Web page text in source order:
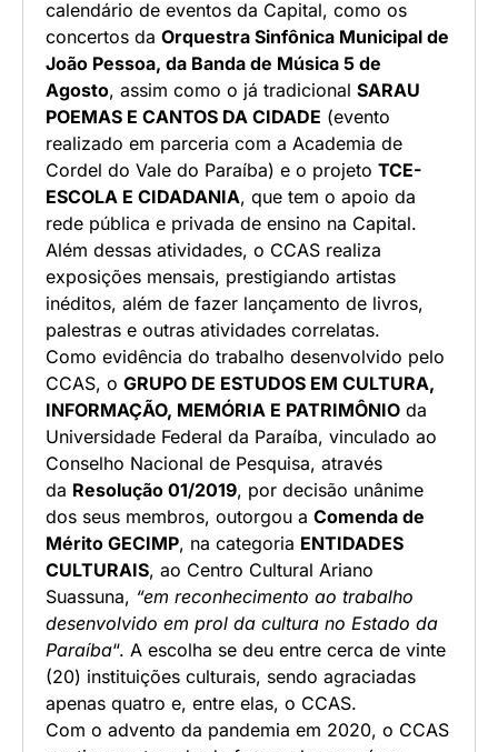
calendário de eventos da Capital, como os
concertos da Orquestra Sinfônica Municipal de
João Pessoa, da Banda de Música 5 de
Agosto, assim como o já tradicional SARAU
POEMAS E CANTOS DA CIDADE (evento
realizado em parceria com a Academia de
Cordel do Vale do Paraíba) e o projeto TCE-
ESCOLA E CIDADANIA, que tem o apoio da
rede pública e privada de ensino na Capital.
Além dessas atividades, o CCAS realiza
exposições mensais, prestigiando artistas
inéditos, além de fazer lançamento de livros,
palestras e outras atividades correlatas.
Como evidência do trabalho desenvolvido pelo
CCAS, o GRUPO DE ESTUDOS EM CULTURA,
INFORMAÇÃO, MEMÓRIA E PATRIMÔNIO da
Universidade Federal da Paraíba, vinculado ao
Conselho Nacional de Pesquisa, através
da Resolução 01/2019, por decisão unânime
dos seus membros, outorgou a Comenda de
Mérito GECIMP, na categoria ENTIDADES
CULTURAIS, ao Centro Cultural Ariano
Suassuna, “em reconhecimento ao trabalho
desenvolvido em prol da cultura no Estado da
Paraíba“. A escolha se deu entre cerca de vinte
(20) instituições culturais, sendo agraciadas
apenas quatro e, entre elas, o CCAS.
Com o advento da pandemia em 2020, o CCAS